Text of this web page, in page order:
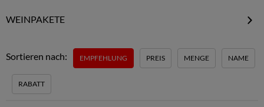
Tamianka
Vermentino
weitere Weine
WEINPAKETE
Weißweinpakete
Rebsortenpakete
Weinanbauregionen
Weinerzeuger
Sortieren nach: EMPFEHLUNG PREIS MENGE NAME
RABATT